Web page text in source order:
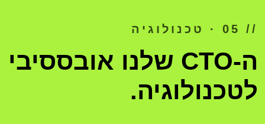
// 05 · טכנולוגיה
ה-CTO שלנו אובססיבי
לטכנולוגיה.